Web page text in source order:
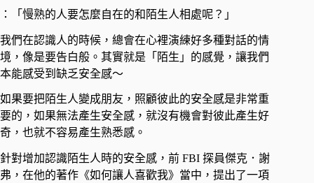
：「慢熟的人要怎麼自在的和陌生人相處呢？」 ​
我們在認識人的時候，總會在心裡演練好多種對話的情
境，像是要告白般。其實就是「陌生」的感覺，讓我們
本能感受到缺乏安全感～
如果要把陌生人變成朋友，照顧彼此的安全感是非常重
要的，如果無法產生安全感，就沒有機會對彼此產生好
奇，也就不容易產生熟悉感。
針對增加認識陌生人時的安全感，前 FBI 探員傑克．謝
弗，在他的著作《如何讓人喜歡我》當中，提出了一項